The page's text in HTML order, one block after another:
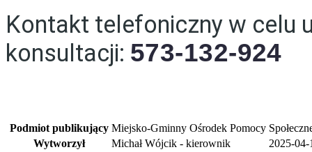
Kontakt telefoniczny w celu
konsultacji: 573-132-924
Podmiot publikujący Miejsko-Gminny Ośrodek Pomocy
Wytworzył
Michał Wójcik - kierownik
2025-04-